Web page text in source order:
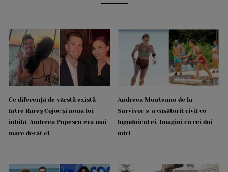
Ce diferență de vârstă există
între Rareș Cojoc și noua lui
iubită. Andreea Popescu era mai
mare decât el
Andreea Munteanu de la
Survivor s-a căsătorit civil cu
logodnicul ei. Imagini cu cei doi
miri